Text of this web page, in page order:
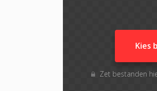
Kies
Zet bestanden